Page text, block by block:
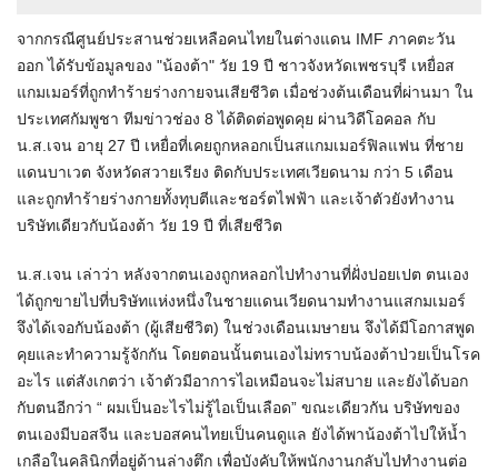
จากกรณีศูนย์ประสานช่วยเหลือคนไทยในต่างแดน IMF ภาคตะวัน
ออก ได้รับข้อมูลของ "น้องต้า" วัย 19 ปี ชาวจังหวัดเพชรบุรี เหยื่อส
แกมเมอร์ที่ถูกทำร้ายร่างกายจนเสียชีวิต เมื่อช่วงต้นเดือนที่ผ่านมา ใน
ประเทศกัมพูชา ทีมข่าวช่อง 8 ได้ติดต่อพูดคุย ผ่านวิดีโอคอล กับ
น.ส.เจน อายุ 27 ปี เหยื่อที่เคยถูกหลอกเป็นสแกมเมอร์ฟิลแฟน ที่ชาย
แดนบาเวต จังหวัดสวายเรียง ติดกับประเทศเวียดนาม กว่า 5 เดือน
และถูกทำร้ายร่างกายทั้งทุบตีและชอร์ตไฟฟ้า และเจ้าตัวยังทำงาน
บริษัทเดียวกับน้องต้า วัย 19 ปี ที่เสียชีวิต
น.ส.เจน เล่าว่า หลังจากตนเองถูกหลอกไปทำงานที่ฝั่งปอยเปต ตนเอง
ได้ถูกขายไปที่บริษัทแห่งหนึ่งในชายแดนเวียดนามทำงานแสกมเมอร์
จึงได้เจอกับน้องต้า (ผู้เสียชีวิต) ในช่วงเดือนเมษายน จึงได้มีโอกาสพูด
คุยและทำความรู้จักกัน โดยตอนนั้นตนเองไม่ทราบน้องต้าป่วยเป็นโรค
อะไร แต่สังเกตว่า เจ้าตัวมีอาการไอเหมือนจะไม่สบาย และยังได้บอก
กับตนอีกว่า “ ผมเป็นอะไรไม่รู้ไอเป็นเลือด” ขณะเดียวกัน บริษัทของ
ตนเองมีบอสจีน และบอสคนไทยเป็นคนดูแล ยังได้พาน้องต้าไปให้น้ำ
เกลือในคลินิกที่อยู่ด้านล่างตึก เพื่อบังคับให้พนักงานกลับไปทำงานต่อ